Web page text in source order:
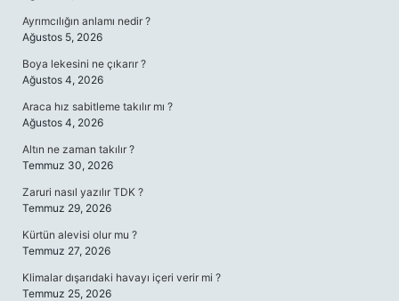
Ayrımcılığın anlamı nedir ?
Ağustos 5, 2026
Boya lekesini ne çıkarır ?
Ağustos 4, 2026
Araca hız sabitleme takılır mı ?
Ağustos 4, 2026
Altın ne zaman takılır ?
Temmuz 30, 2026
Zaruri nasıl yazılır TDK ?
Temmuz 29, 2026
Kürtün alevisi olur mu ?
Temmuz 27, 2026
Klimalar dışarıdaki havayı içeri verir mi ?
Temmuz 25, 2026